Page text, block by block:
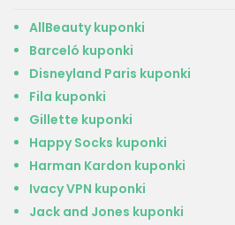
AllBeauty kuponki
Barceló kuponki
Disneyland Paris kuponki
Fila kuponki
Gillette kuponki
Happy Socks kuponki
Harman Kardon kuponki
Ivacy VPN kuponki
Jack and Jones kuponki